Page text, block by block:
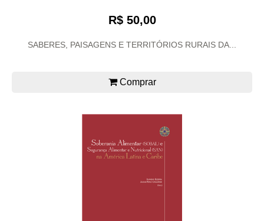
R$ 50,00
SABERES, PAISAGENS E TERRITÓRIOS RURAIS DA...
Comprar